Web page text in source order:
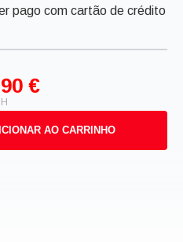
pago com cartão de crédito
€
AO CARRINHO